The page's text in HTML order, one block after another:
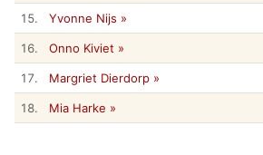
15. Yvonne Nijs »
16. Onno Kiviet »
17. Margriet Dierdorp »
18. Mia Harke »